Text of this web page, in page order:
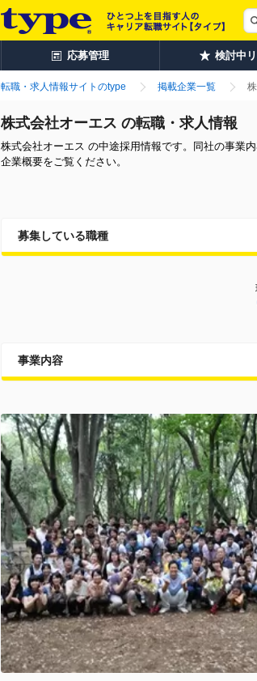
応募管理 検討中
転職・求人情報サイトのtype 掲載企業一覧
株式会社オーエス の転職・求人情報
株式会社オーエス の中途採用情報です。同社の事業
企業概要をご覧ください。
募集している職種
事業内容